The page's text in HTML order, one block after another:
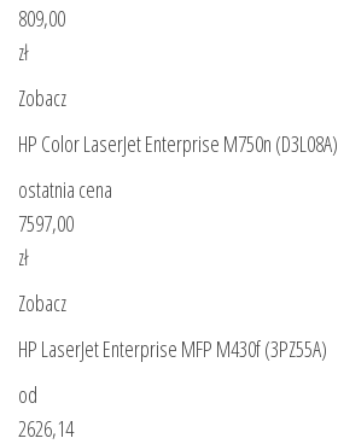
809,00
zł
Zobacz
HP Color LaserJet Enterprise M750n (D3L08A)
ostatnia cena
7597,00
zł
Zobacz
HP LaserJet Enterprise MFP M430f (3PZ55A)
od
2626,14